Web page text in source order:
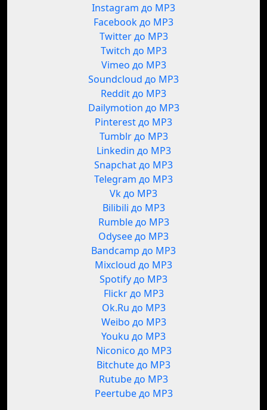
Instagram до MP3
Facebook до MP3
Twitter до MP3
Twitch до MP3
Vimeo до MP3
Soundcloud до MP3
Reddit до MP3
Dailymotion до MP3
Pinterest до MP3
Tumblr до MP3
Linkedin до MP3
Snapchat до MP3
Telegram до MP3
Vk до MP3
Bilibili до MP3
Rumble до MP3
Odysee до MP3
Bandcamp до MP3
Mixcloud до MP3
Spotify до MP3
Flickr до MP3
Ok.Ru до MP3
Weibo до MP3
Youku до MP3
Niconico до MP3
Bitchute до MP3
Rutube до MP3
Peertube до MP3